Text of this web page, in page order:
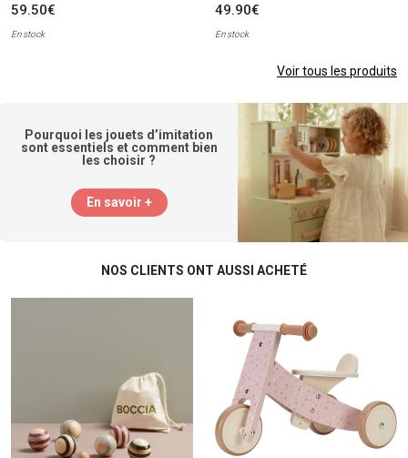
59.50€
En stock
49.90€
En stock
Voir tous les produits
Pourquoi les jouets d’imitation
sont essentiels et comment bien
les choisir ?
En savoir +
NOS CLIENTS ONT AUSSI ACHETÉ